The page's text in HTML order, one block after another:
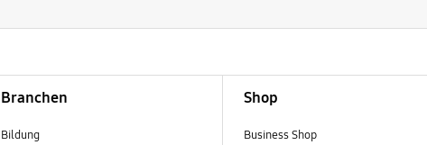
Branchen
Bildung
Shop
Business Shop